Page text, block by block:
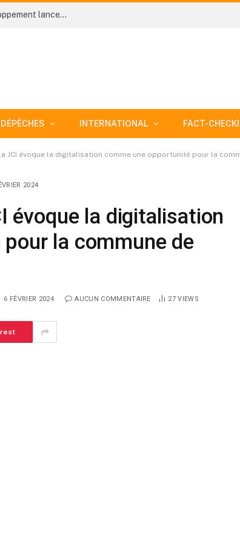
Côte d’Ivoire-AIP/ Le ministère du Plan et du Développement lance trois études complémentaires pour réorganiser les services statistiques ministériels
DÉPÊCHES INTERNATIONAL FACT-
JCI évoque la digitalisation comme une opportunité pour la
2024
évoque la digitalisation
la commune de
6 FÉVRIER 2024 AUCUN COMMENTAIRE 27VIEWS